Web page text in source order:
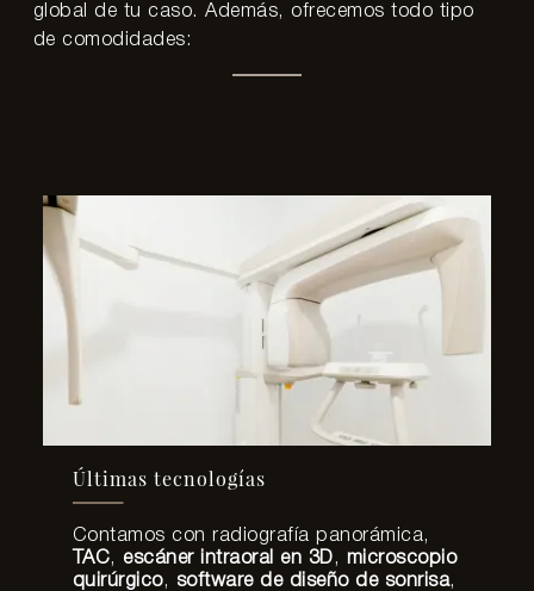
global de tu caso. Además, ofrecemos todo tipo
de comodidades:
Últimas tecnologías
Contamos con radiografía panorámica,
TAC, escáner intraoral en 3D , microscopio
quirúrgico, software de diseño de sonrisa,